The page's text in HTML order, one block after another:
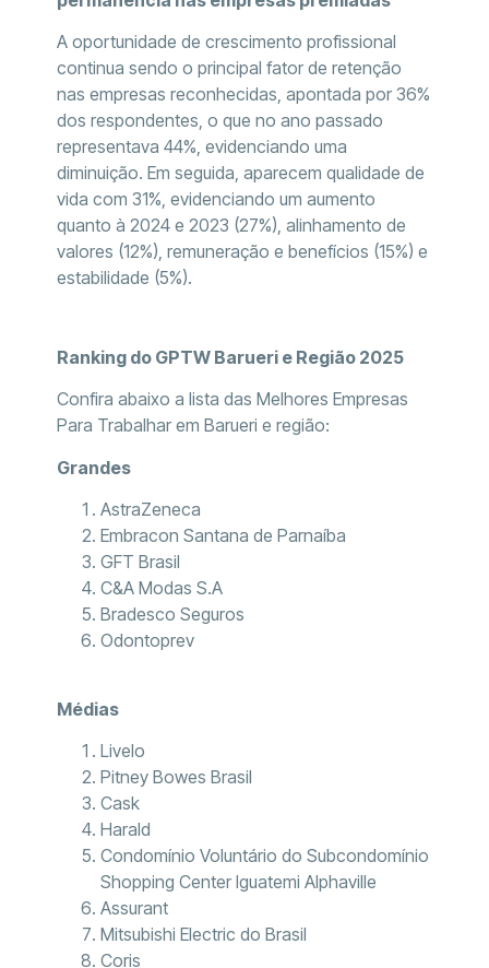
A oportunidade de crescimento profissional
continua sendo o principal fator de retenção
nas empresas reconhecidas, apontada por 36%
dos respondentes, o que no ano passado
representava 44%, evidenciando uma
diminuição. Em seguida, aparecem qualidade de
vida com 31%, evidenciando um aumento
quanto à 2024 e 2023 (27%), alinhamento de
valores (12%), remuneração e benefícios (15%) e
estabilidade (5%).
Ranking do GPTW Barueri e Região 2025
Confira abaixo a lista das Melhores Empresas
Para Trabalhar em Barueri e região:
Grandes
AstraZeneca
Embracon Santana de Parnaíba
GFT Brasil
C&A Modas S.A
Bradesco Seguros
Odontoprev
Médias
Livelo
Pitney Bowes Brasil
Cask
Harald
Condomínio Voluntário do Subcondomínio
Shopping Center Iguatemi Alphaville
Assurant
Mitsubishi Electric do Brasil
Coris